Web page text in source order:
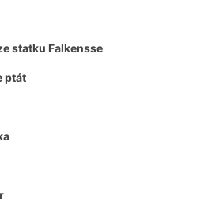
statku Falkensse
ptát